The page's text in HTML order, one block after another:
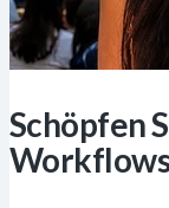
Schöpfen
Workflows